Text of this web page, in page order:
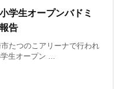
学生オープンバドミ
告
たつのこアリーナで行われ
生オープン ...